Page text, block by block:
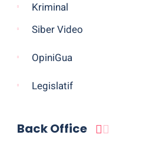
Kriminal
Siber Video
OpiniGua
Legislatif
Back Office